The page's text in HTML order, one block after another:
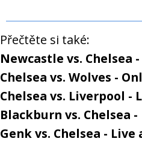
Přečtěte si také:
Newcastle vs. Chelsea
Chelsea vs. Wolves -
Chelsea vs. Liverpool -
Blackburn vs. Chelsea
Genk vs. Chelsea - Live